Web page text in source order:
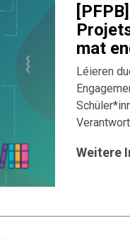
mat
Léieren
Weitere